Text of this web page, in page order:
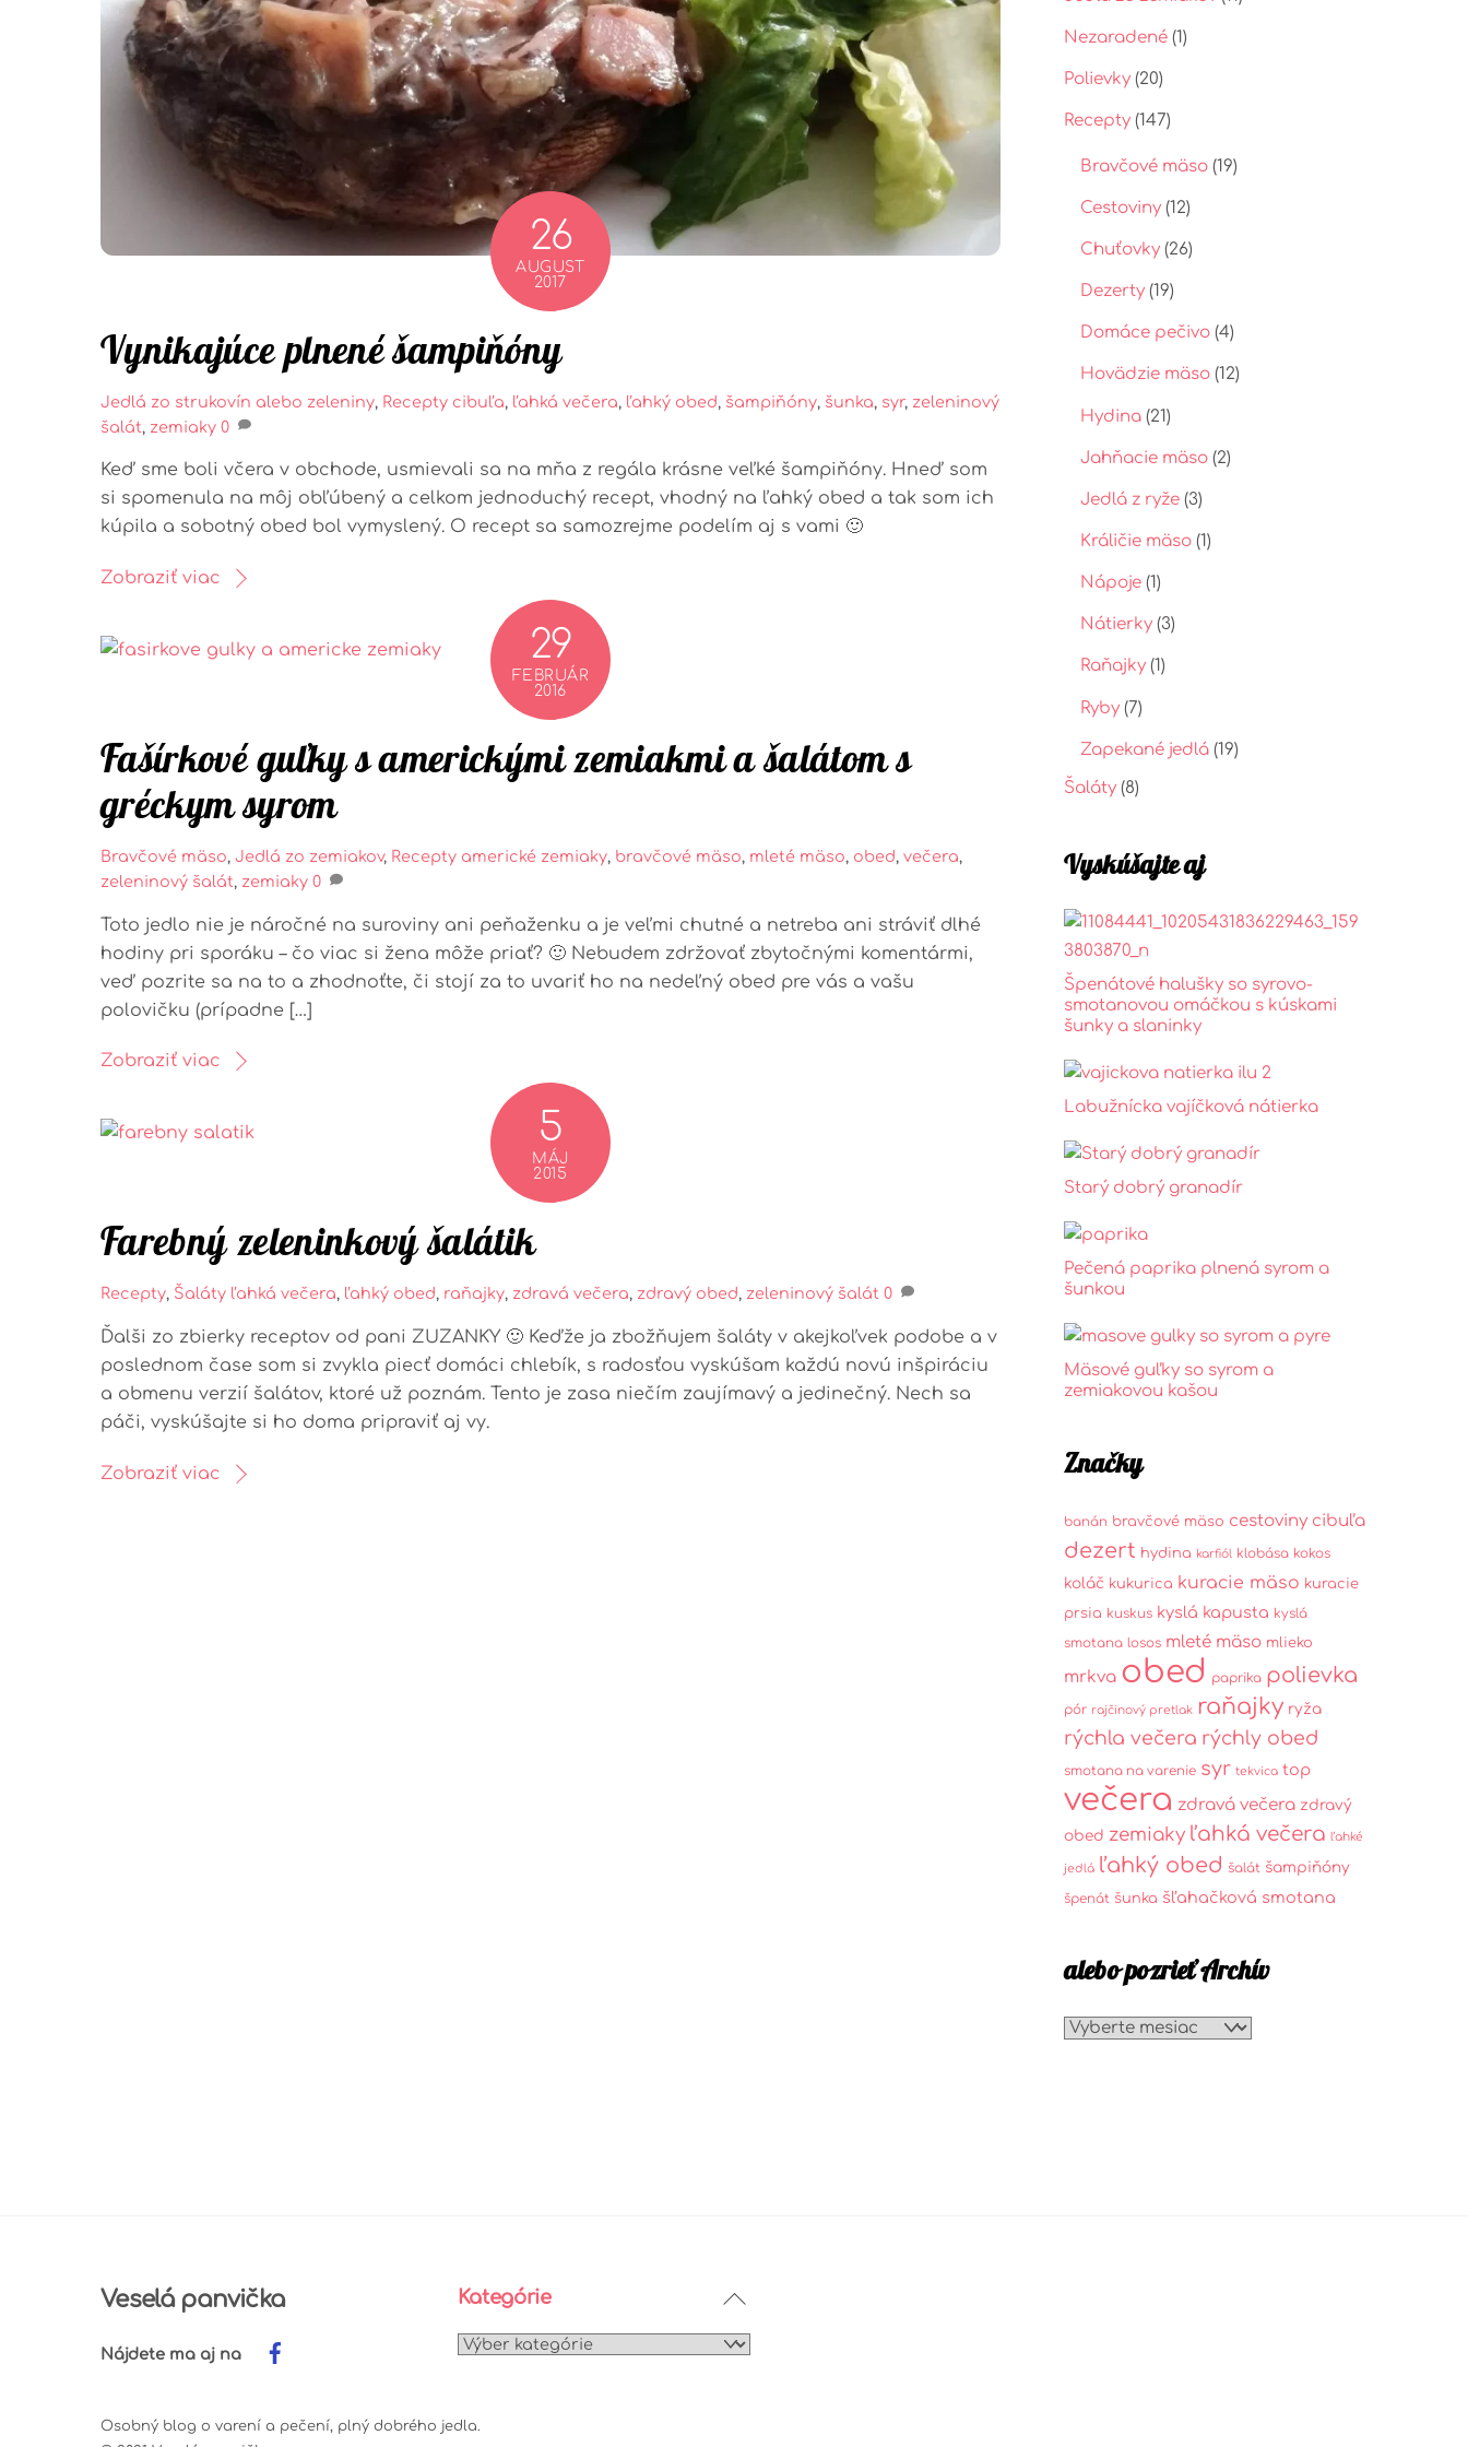
26
AUGUST
2017
Vynikajúce plnené šampiňóny
Jedlá zo strukovín alebo zeleniny, Recepty cibuľa, ľahká večera, ľahký obed, šampiňóny, šunka, syr, zeleninový
šalát, zemiaky 0
Keď sme boli včera v obchode, usmievali sa na mňa z regála krásne veľké šampiňóny. Hneď som
si spomenula na môj obľúbený a celkom jednoduchý recept, vhodný na ľahký obed a tak som ich
kúpila a sobotný obed bol vymyslený. O recept sa samozrejme podelím aj s vami 🙂
Zobraziť viac
29
FEBRUÁR
2016
Fašírkové guľky s americkými zemiakmi a šalátom s
gréckym syrom
Bravčové mäso, Jedlá zo zemiakov, Recepty americké zemiaky, bravčové mäso, mleté mäso, obed, večera,
zeleninový šalát, zemiaky 0
Toto jedlo nie je náročné na suroviny ani peňaženku a je veľmi chutné a netreba ani stráviť dlhé
hodiny pri sporáku – čo viac si žena môže priať? 🙂 Nebudem zdržovať zbytočnými komentármi,
veď pozrite sa na to a zhodnoťte, či stojí za to uvariť ho na nedeľný obed pre vás a vašu
polovičku (prípadne […]
Zobraziť viac
5
MÁJ
2015
Farebný zeleninkový šalátik
Recepty, Šaláty ľahká večera, ľahký obed, raňajky, zdravá večera, zdravý obed, zeleninový šalát 0
Ďalši zo zbierky receptov od pani ZUZANKY 🙂 Keďže ja zbožňujem šaláty v akejkoľvek podobe a v
poslednom čase som si zvykla piecť domáci chlebík, s radosťou vyskúšam každú novú inšpiráciu
a obmenu verzií šalátov, ktoré už poznám. Tento je zasa niečím zaujímavý a jedinečný. Nech sa
páči, vyskúšajte si ho doma pripraviť aj vy.
Zobraziť viac
Nezaradené(1)
Polievky(20)
Recepty(147)
Bravčové mäso(19)
Cestoviny(12)
Chuťovky(26)
Dezerty(19)
Domáce pečivo(4)
Hovädzie mäso(12)
Hydina(21)
Jahňacie mäso(2)
Jedlá z ryže(3)
Králičie mäso(1)
Nápoje(1)
Nátierky(3)
Raňajky(1)
Ryby(7)
Zapekané jedlá(19)
Šaláty(8)
Vyskúšajte aj
Špenátové halušky so syrovo-
smotanovou omáčkou s kúskami
šunky a slaninky
Labužnícka vajíčková nátierka
Starý dobrý granadír
Pečená paprika plnená syrom a
šunkou
Mäsové guľky so syrom a
zemiakovou kašou
Značky
banán bravčové mäso cestoviny cibuľa
dezert hydina karfiól klobása kokos
koláč kukurica kuracie mäso kuracie
prsia kuskus kyslá kapusta kyslá
smotana losos mleté mäso mlieko
mrkva obed paprika polievka
pór rajčinový pretlak raňajky ryža
rýchla večera rýchly obed
smotana na varenie syr tekvica top
večera zdravá večera zdravý
obed zemiaky ľahká večera ľahké
jedlá ľahký obed šalát šampiňóny
špenát šunka šľahačková smotana
alebo pozrieť Archív
alebo
Back
Top
Veselá panvička
Nájdete ma aj na
Kategórie
Kategórie
Osobný blog o varení a pečení, plný dobrého jedla.